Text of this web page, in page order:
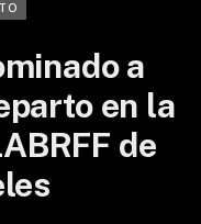
a
en la
de